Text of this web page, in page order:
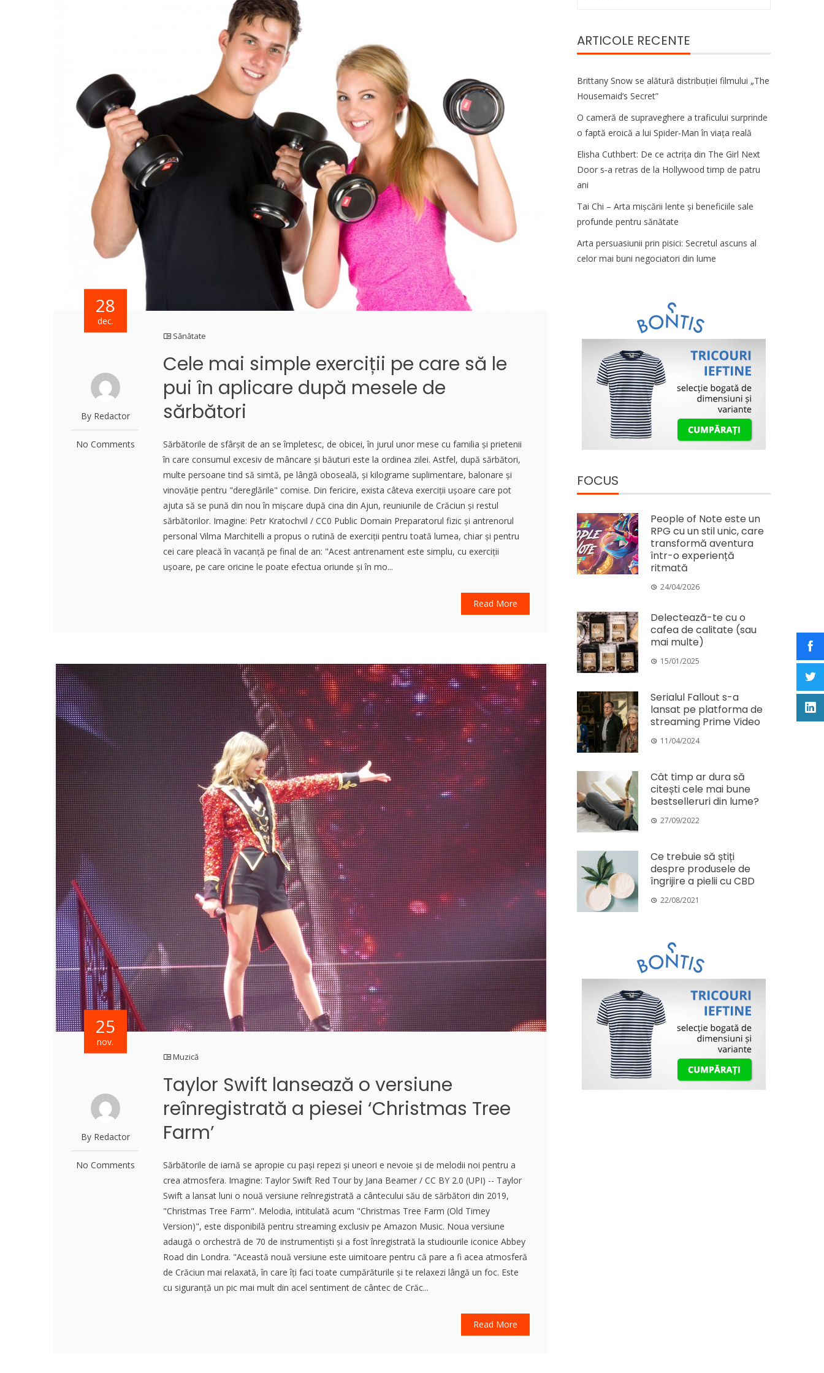
28
dec.
By Redactor
No Comments
Sănătate
Cele mai simple exerciții pe care să le
pui în aplicare după mesele de
sărbători
Sărbătorile de sfârșit de an se împletesc, de obicei, în jurul unor mese cu familia și prietenii
în care consumul excesiv de mâncare și băuturi este la ordinea zilei. Astfel, după sărbători,
multe persoane tind să simtă, pe lângă oboseală, și kilograme suplimentare, balonare și
vinovăție pentru "dereglările" comise. Din fericire, exista câteva exerciții ușoare care pot
ajuta să se pună din nou în mișcare după cina din Ajun, reuniunile de Crăciun și restul
sărbătorilor. Imagine: Petr Kratochvil / CC0 Public Domain Preparatorul fizic și antrenorul
personal Vilma Marchitelli a propus o rutină de exerciții pentru toată lumea, chiar și pentru
cei care pleacă în vacanță pe final de an: "Acest antrenament este simplu, cu exerciții
ușoare, pe care oricine le poate efectua oriunde și în mo...
Read More
25
nov.
By Redactor
No Comments
Muzică
Taylor Swift lansează o versiune
reînregistrată a piesei ‘Christmas Tree
Farm’
Sărbătorile de iarnă se apropie cu pași repezi și uneori e nevoie și de melodii noi pentru a
crea atmosfera. Imagine: Taylor Swift Red Tour by Jana Beamer / CC BY 2.0 (UPI) -- Taylor
Swift a lansat luni o nouă versiune reînregistrată a cântecului său de sărbători din 2019,
"Christmas Tree Farm". Melodia, intitulată acum "Christmas Tree Farm (Old Timey
Version)", este disponibilă pentru streaming exclusiv pe Amazon Music. Noua versiune
adaugă o orchestră de 70 de instrumentiști și a fost înregistrată la studiourile iconice Abbey
Road din Londra. "Această nouă versiune este uimitoare pentru că pare a fi acea atmosferă
de Crăciun mai relaxată, în care îți faci toate cumpărăturile și te relaxezi lângă un foc. Este
cu siguranță un pic mai mult din acel sentiment de cântec de Crăc...
Read More
ARTICOLE RECENTE
Brittany Snow se alătură distribuției filmului „The
Housemaid’s Secret”
O cameră de supraveghere a traficului surprinde
o faptă eroică a lui Spider-Man în viața reală
Elisha Cuthbert: De ce actrița din The Girl Next
Door s‑a retras de la Hollywood timp de patru
ani
Tai Chi – Arta mișcării lente și beneficiile sale
profunde pentru sănătate
Arta persuasiunii prin pisici: Secretul ascuns al
celor mai buni negociatori din lume
FOCUS
People of Note este un
RPG cu un stil unic, care
transformă aventura
într-o experiență
ritmată
24/04/2026
Delectează-te cu o
cafea de calitate (sau
mai multe)
15/01/2025
Serialul Fallout s-a
lansat pe platforma de
streaming Prime Video
11/04/2024
Cât timp ar dura să
citești cele mai bune
bestselleruri din lume?
27/09/2022
Ce trebuie să știți
despre produsele de
îngrijire a pielii cu CBD
22/08/2021